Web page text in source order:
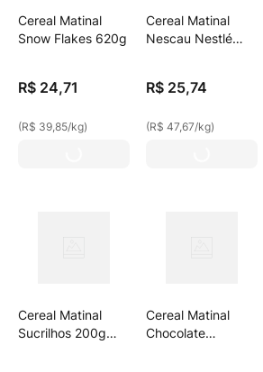
Cereal Matinal
Snow Flakes 620g
R$ 24,71
(R$ 39,85/kg)
Cereal Matinal
Nescau Nestlé
R$ 25,74
(R$ 47,67/kg)
Cereal Matinal
Sucrilhos 200g
Cereal Matinal
Chocolate